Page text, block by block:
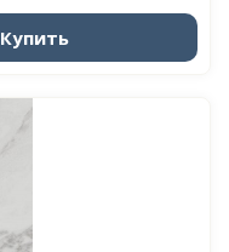
Купить